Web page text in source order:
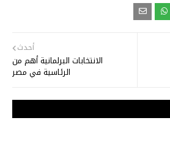
أحدث
الانتخابات البرلمانية أهم من
الرئاسية في مصر